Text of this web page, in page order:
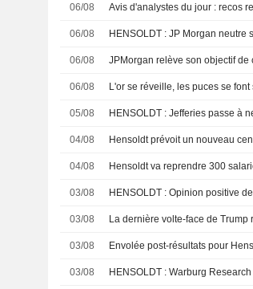
06/08 Avis d'analystes du jour : recos
06/08 HENSOLDT : JP Morgan
06/08 JPMorgan relève son objectif
06/08 L'or se réveille, les puces se font
05/08 HENSOLDT : Jefferies
04/08 Hensoldt prévoit un nouveau
04/08 Hensoldt va reprendre 300
03/08 HENSOLDT : Opinion
03/08 La dernière volte-face de Trump
03/08 Envolée post-résultats pour
03/08 HENSOLDT : Warburg